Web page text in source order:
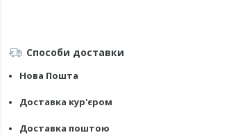
Способи доставки
Нова Пошта
Доставка кур'єром
Доставка поштою